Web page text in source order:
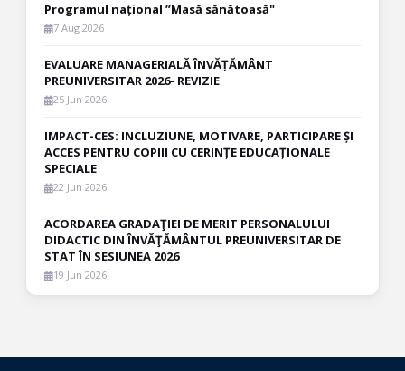
Programul național ”Masă sănătoasă"
7 Aug 2026
EVALUARE MANAGERIALĂ ÎNVĂȚĂMÂNT
PREUNIVERSITAR 2026- REVIZIE
25 Jun 2026
IMPACT-CES: INCLUZIUNE, MOTIVARE, PARTICIPARE ȘI
ACCES PENTRU COPIII CU CERINȚE EDUCAȚIONALE
SPECIALE
22 Jun 2026
ACORDAREA GRADAŢIEI DE MERIT PERSONALULUI
DIDACTIC DIN ÎNVĂŢĂMÂNTUL PREUNIVERSITAR DE
STAT ÎN SESIUNEA 2026
19 Jun 2026